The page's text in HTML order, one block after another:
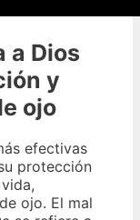
a Dios
y
ojo
efectivas
protección
ojo. El mal